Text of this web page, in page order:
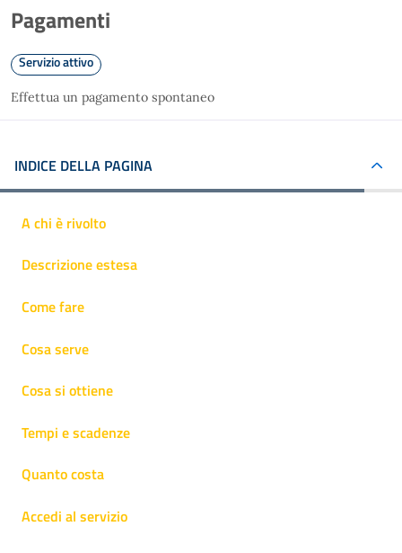
Pagamenti
Servizio attivo
Effettua un pagamento spontaneo
INDICE DELLA PAGINA
A chi è rivolto
Descrizione estesa
Come fare
Cosa serve
Cosa si ottiene
Tempi e scadenze
Quanto costa
Accedi al servizio